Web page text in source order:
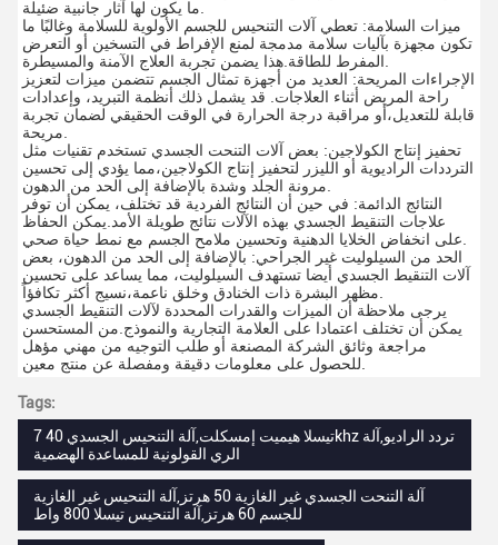
ميزات السلامة: تعطي آلات التنحيس للجسم الأولوية للسلامة وغالبًا ما
تكون مجهزة بآليات سلامة مدمجة لمنع الإفراط في التسخين أو التعرض
الإجراءات المريحة: العديد من أجهزة تمثال الجسم تتضمن ميزات لتعزيز
راحة المريض أثناء العلاجات. قد يشمل ذلك أنظمة التبريد، وإعدادات
قابلة للتعديل،أو مراقبة درجة الحرارة في الوقت الحقيقي لضمان تجربة
تحفيز إنتاج الكولاجين: بعض آلات التنحت الجسدي تستخدم تقنيات مثل
الترددات الراديوية أو الليزر لتحفيز إنتاج الكولاجين،مما يؤدي إلى تحسين
النتائج الدائمة: في حين أن النتائج الفردية قد تختلف، يمكن أن توفر
علاجات التنقيط الجسدي بهذه الآلات نتائج طويلة الأمد.يمكن الحفاظ
الحد من السيلوليت غير الجراحي: بالإضافة إلى الحد من الدهون، بعض
آلات التنقيط الجسدي أيضا تستهدف السيلوليت، مما يساعد على تحسين
يرجى ملاحظة أن الميزات والقدرات المحددة لآلات التنقيط الجسدي
يمكن أن تختلف اعتمادا على العلامة التجارية والنموذج.من المستحسن
مراجعة وثائق الشركة المصنعة أو طلب التوجيه من مهني مؤهل
Tags:
7 تيسلا هيميت إمسكلت,آلة التنحيس الجسدي 40khz تردد الراديو,آلة
الري القولونية للمساعدة الهضمية
آلة التنحت الجسدي غير الغازية 50 هرتز,آلة التنحيس غير الغازية
للجسم 60 هرتز,آلة التنحيس تيسلا 800 واط